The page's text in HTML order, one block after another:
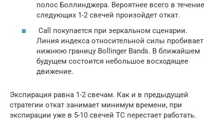
полос Боллинджера. Вероятнее всего в течение
следующих 1-2 свечей произойдет откат.
Call покупается при зеркальном сценарии.
Линия индекса относительной силы пробивает
нижнюю границу Bollinger Bands. В ближайшем
будущем состоится небольшое восходящее
движение.
Экспирация равна 1-2 свечам. Как и в предыдущей
стратегии откат занимает минимум времени, при
экспирации уже в 5-10 свечей ТС перестает работать.